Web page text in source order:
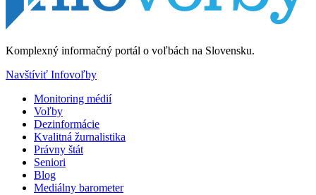
Komplexný informačný portál o voľbách na Slovensku.
Navštíviť Infovoľby
Monitoring médií
Voľby
Dezinformácie
Kvalitná žurnalistika
Právny štát
Seniori
Blog
Mediálny barometer